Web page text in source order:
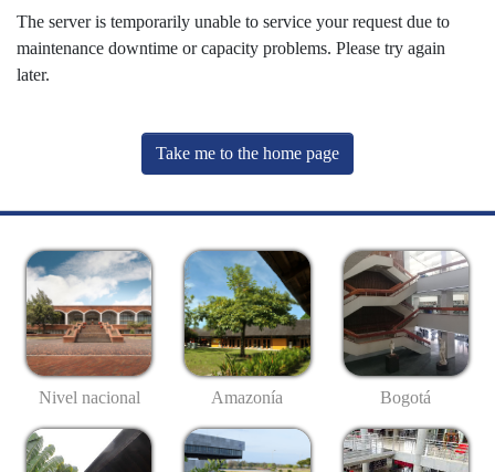
The server is temporarily unable to service your request due to
maintenance downtime or capacity problems. Please try again
later.
Take me to the home page
Nivel nacional Amazonía Bogotá